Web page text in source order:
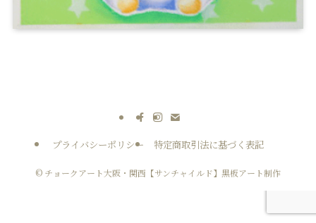
プライバシーポリシー 特定商取引法に基づく表記
© チョークアート大阪・関西【サンチャイルド】黒板アート制作